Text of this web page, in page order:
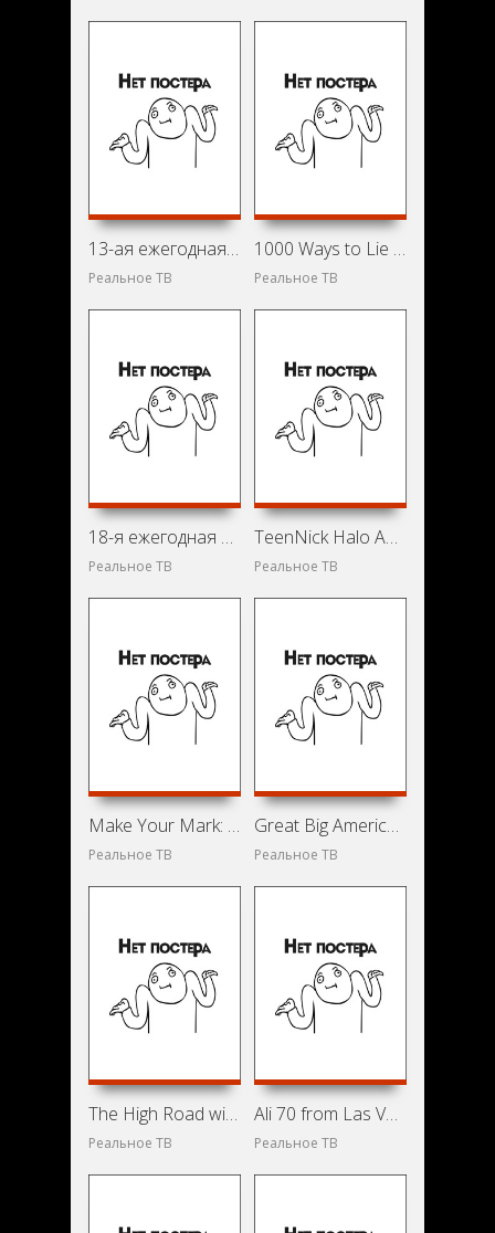
13-ая ежегодная церемония вручения премии Critics' Choice Awards (впервые на красной ковровой дорожке) (2008)
Реальное ТВ
1000 Ways to Lie (2010)
Реальное ТВ
18-я ежегодная церемония вручения премии Critics' Choice Movie Awards (2013)
Реальное ТВ
TeenNick Halo Awards (2012)
Реальное ТВ
Make Your Mark: The Ultimate Dance Off - Shake It Up Edition (2011)
Реальное ТВ
Great Big American Auction (2011)
Реальное ТВ
The High Road with Doug Benson (2009)
Реальное ТВ
Ali 70 from Las Vegas (2012)
Реальное ТВ